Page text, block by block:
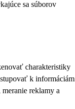
sa súborov
charakteristiky
k informáciám
meranie reklamy a